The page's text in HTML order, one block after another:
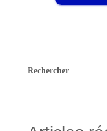
Rechercher